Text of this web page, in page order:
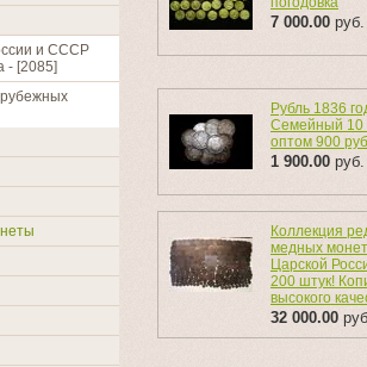
и СССР
- [2085]
7 000.00 руб.
Рубль 1836
Семейный 10
оптом 900
1 900.00 руб.
Коллекция
медных монет
Царской
200 штук!
высокого
32 000.00